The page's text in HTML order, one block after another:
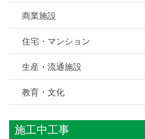
商業施設
住宅・マンション
生産・流通施設
教育・文化
施工中工事